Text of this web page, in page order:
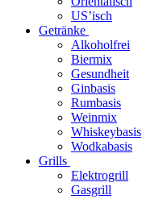
US’isch
Getränke
Alkoholfrei
Biermix
Gesundheit
Ginbasis
Rumbasis
Weinmix
Whiskeybasis
Wodkabasis
Grills
Elektrogrill
Gasgrill